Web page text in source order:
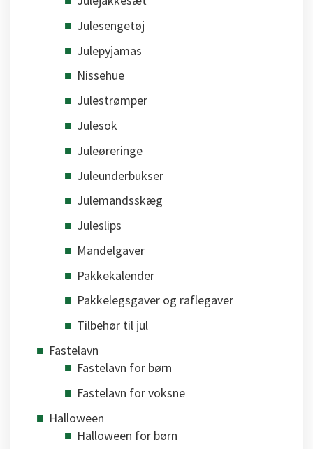
Julesengetøj
Julepyjamas
Nissehue
Julestrømper
Julesok
Juleøreringe
Juleunderbukser
Julemandsskæg
Juleslips
Mandelgaver
Pakkekalender
Pakkelegsgaver og raflegaver
Tilbehør til jul
Fastelavn
Fastelavn for børn
Fastelavn for voksne
Halloween
Halloween for børn